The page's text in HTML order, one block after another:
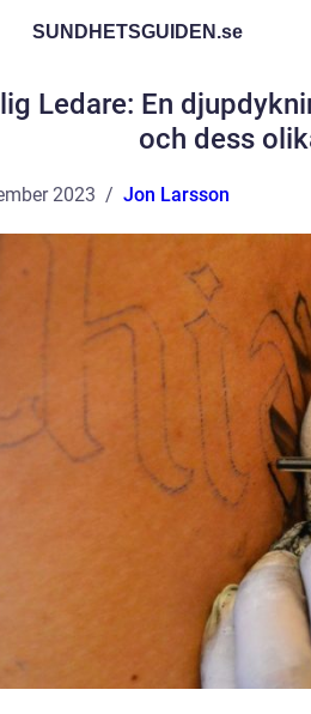
SUNDHETSGUIDEN.se
Ledare: En
och dess
2023 Jon Larsson